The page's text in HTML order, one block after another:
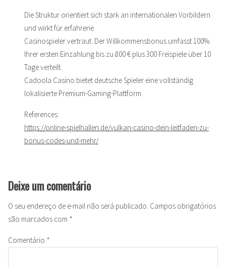
Die Struktur orientiert sich stark an internationalen Vorbildern
und wirkt für erfahrene
Casinospieler vertraut. Der Willkommensbonus umfasst 100%
Ihrer ersten Einzahlung bis zu 800 € plus 300 Freispiele über 10
Tage verteilt.
Cadoola Casino bietet deutsche Spieler eine vollständig
lokalisierte Premium-Gaming-Plattform.
References:
https://online-spielhallen.de/vulkan-casino-dein-leitfaden-zu-
bonus-codes-und-mehr/
Deixe um comentário
O seu endereço de e-mail não será publicado. Campos obrigatórios
são marcados com *
Comentário *